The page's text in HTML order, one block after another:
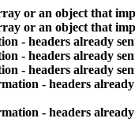
or an object that
or an object that
- headers already
- headers already
- headers already
- headers
- headers